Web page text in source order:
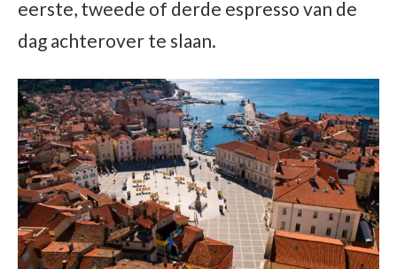
eerste, tweede of derde espresso van de
dag achterover te slaan.